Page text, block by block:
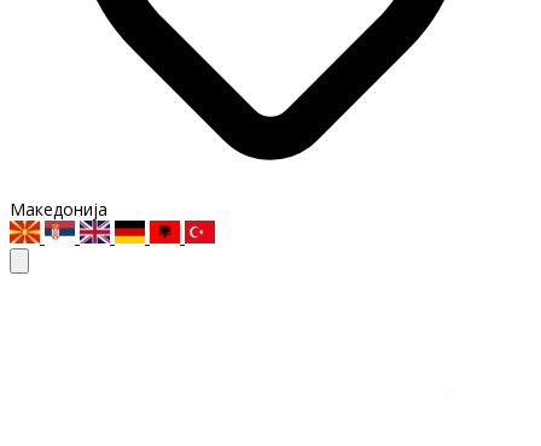
Македонија